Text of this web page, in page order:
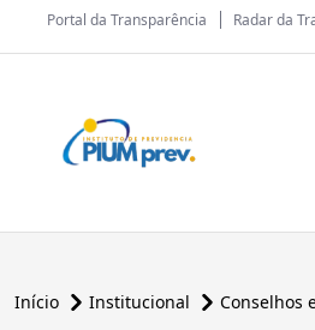
Portal da Transparência Radar da
Início Institucional Conselhos